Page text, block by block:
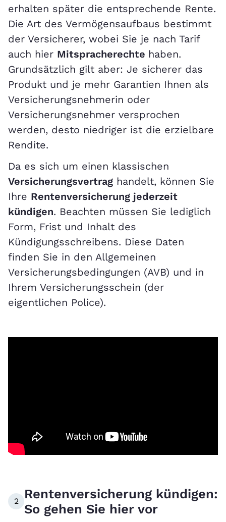
erhalten später die entsprechende Rente.
Die Art des Vermögensaufbaus bestimmt
der Versicherer, wobei Sie je nach Tarif
auch hier Mitspracherechte haben.
Grundsätzlich gilt aber: Je sicherer das
Produkt und je mehr Garantien Ihnen als
Versicherungsnehmerin oder
Versicherungsnehmer versprochen
werden, desto niedriger ist die erzielbare
Rendite.
Da es sich um einen klassischen
Versicherungsvertrag handelt, können Sie
Ihre Rentenversicherung jederzeit
kündigen. Beachten müssen Sie lediglich
Form, Frist und Inhalt des
Kündigungsschreibens. Diese Daten
finden Sie in den Allgemeinen
Versicherungsbedingungen (AVB) und in
Ihrem Versicherungsschein (der
eigentlichen Police).
2
Rentenversicherung kündigen:
So gehen Sie hier vor